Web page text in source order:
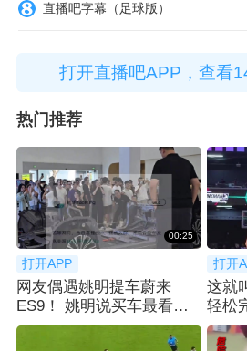
直播吧字幕（足球版）
打开直播吧APP，查看
热门推荐
00:25
打开APP
网友偶遇姚明提车蔚来
ES9！ 姚明说买车最看重
空间：等了2月
打开
这就
轻松
扣！